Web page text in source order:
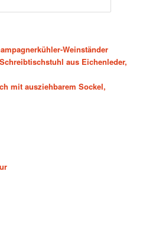
Weinständer
aus Eichenleder,
mit ausziehbarem Sockel,